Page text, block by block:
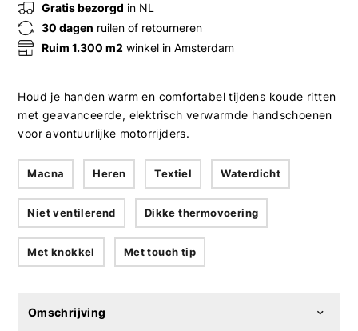
Gratis bezorgd in NL
30 dagen ruilen of retourneren
Ruim 1.300 m2 winkel in Amsterdam
Houd je handen warm en comfortabel tijdens koude ritten
met geavanceerde, elektrisch verwarmde handschoenen
voor avontuurlijke motorrijders.
Macna Heren Textiel Waterdicht
Niet ventilerend Dikke thermovoering
Met knokkel Met touch tip
Omschrijving